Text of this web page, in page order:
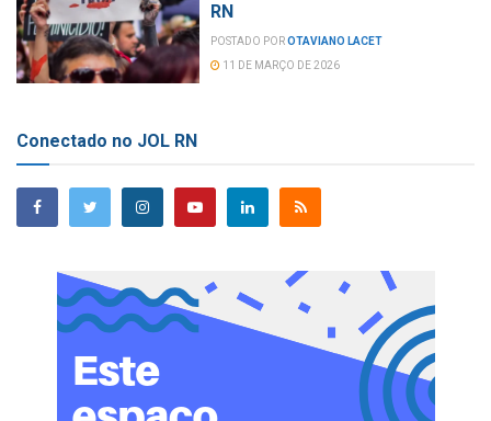
RN
POSTADO POROTAVIANO LACET
11 DE MARÇO DE 2026
Conectado no JOL RN